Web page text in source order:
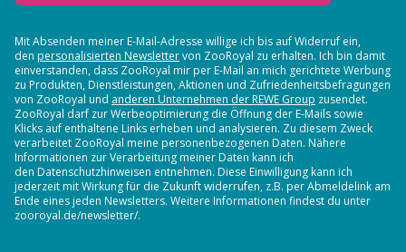
Mit Absenden meiner E-Mail-Adresse willige ich bis auf Widerruf ein,
den personalisierten Newslettervon ZooRoyal zu erhalten. Ich bin damit
einverstanden, dass ZooRoyal mir per E-Mail an mich gerichtete Werbung
zu Produkten, Dienstleistungen, Aktionen und Zufriedenheitsbefragungen
von ZooRoyal und anderen Unternehmen der REWE Group zusendet.
ZooRoyal darf zur Werbeoptimierung die Öffnung der E-Mails sowie
Klicks auf enthaltene Links erheben und analysieren. Zu diesem Zweck
verarbeitet ZooRoyal meine personenbezogenen Daten. Nähere
Informationen zur Verarbeitung meiner Daten kann ich
den Datenschutzhinweisen entnehmen. Diese Einwilligung kann ich
jederzeit mit Wirkung für die Zukunft widerrufen, z.B. per Abmeldelink am
Ende eines jeden Newsletters. Weitere Informationen findest du unter
zooroyal.de/newsletter/.